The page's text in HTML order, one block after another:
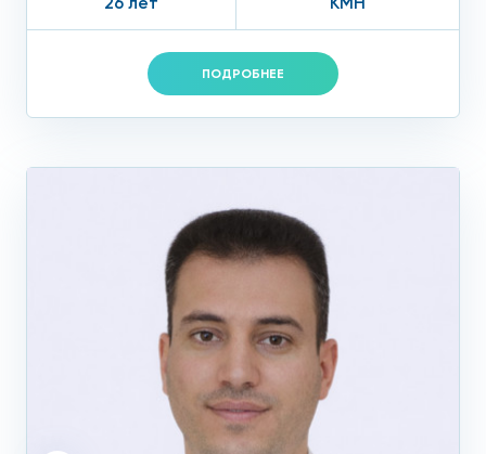
ПОДРОБНЕЕ